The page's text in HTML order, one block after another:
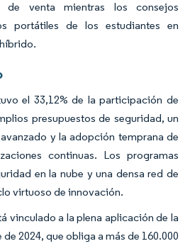
venta mientras los consejos
portátiles de los estudiantes en
el 33,12% de la participación de
presupuestos de seguridad, un
y la adopción temprana de
continuas. Los programas
en la nube y una densa red de
virtuoso de innovación.
vinculado a la plena aplicación de la
2024, que obliga a más de 160.000